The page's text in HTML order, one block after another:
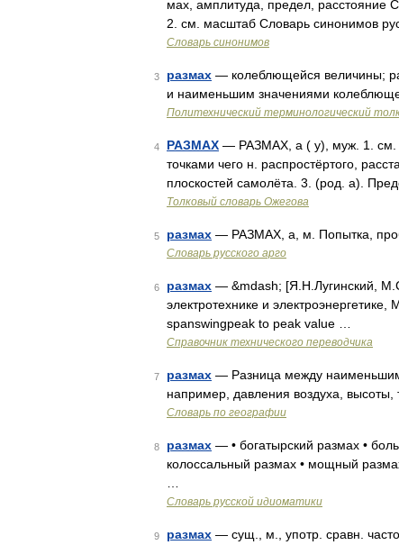
мах, амплитуда, предел, расстояние
2. см. масштаб Словарь синонимов
Словарь синонимов
3 размах — колеблющейся величины;
и наименьшим значениями
Политехнический терминологический
4 РАЗМАХ — РАЗМАХ, а ( у), муж. 1. см.
точками чего н. распростёртого,
плоскостей самолёта. 3. (род. а).
Толковый словарь Ожегова
5 размах — РАЗМАХ, а, м. Попытка,
Словарь русского арго
6 размах — &mdash; [Я.Н.Лугинский,
электротехнике и
spanswingpeak to peak value …
Справочник технического переводчика
7 размах — Разница между
например, давления воздуха,
Словарь по географии
8 размах — • богатырский размах •
колоссальный размах • мощный
Словарь русской идиоматики
9 размах — сущ., м., употр. сравн.